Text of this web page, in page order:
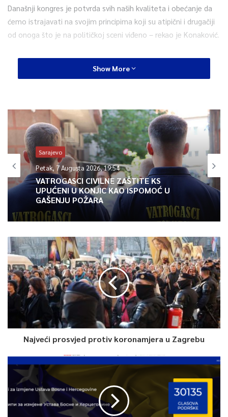
Današnji kongres je potvrda svih naših kvaliteta i obećanje da
ćemo istrajavati na svojim principima koji su atipični i drugačiji
od onoga što je na političkoj sceni viđeno – rekao je Konaković.
Kaže da su na kongresu poslate poruke koje se tiču dva
institucija, spremnost na razgovore i dogovore sa ljudima koji
BiH smatraju svojom domovinom. Drugi segment je
principijelne naravi, u kojoj smo mi postavili postulate odabira i
imenovanja najboljih i najkvalitetnijih pojedinaca na čelu
institucija – naveo je Konaković, dodajući da nikada neće
odustati od BiH, jačanja i zaštite njenih institucija.
Na kongresu je izabran prvi zamjenik predsjednika stranke
Kemal Ademović, koji je istakao da će u fokusu djelovanja
– Kroz Rezoluciju o zaštiti BiH koju je usvojio kongres isklazali
smo svoj stav i odnos u narednom periodu prema BiH,
susjednim državama, međunarodnoj zajednici, a posebno
prema interesima građana BiH. Nastojat ćemo da budemo
dosljedni u izvršavanju naših programskih principa i nastojanja
da stanje u BiH ide u što boljem smjeru – poručio je Ademović.
Drugi zamjenik Denis Zvizdić naglasio je da je Narod i pravda na
ispravan i stručan način procijenila potrebe građana BiH i viziju
BiH, koja se želi vidjeti u narednih 10, 20 godina.
– Ispravno procijenjeni ciljevi i zahtjevi građana i definicija po
Show More
Sarajevo
Petak, 7 Augusta 2026, 19:54
VATROGASCI CIVILNE ZAŠTITE KS
UPUĆENI U KONJIC KAO ISPOMOĆ U
GAŠENJU POŽARA
Najveći prosvjed protiv koronamjera u Zagrebu